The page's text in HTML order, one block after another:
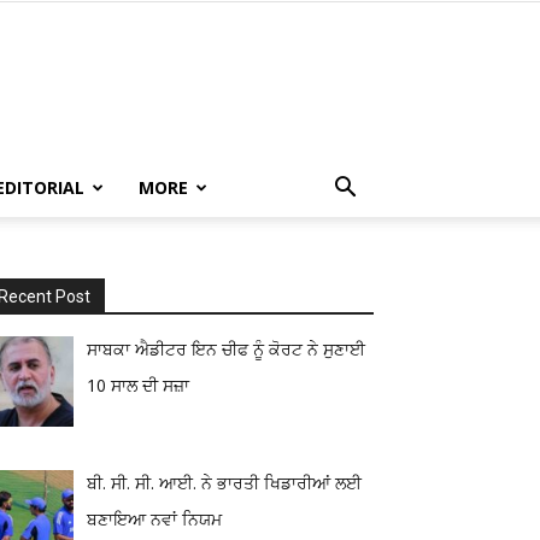
MORE
Recent Post
ਸਾਬਕਾ ਐਡੀਟਰ ਇਨ ਚੀਫ ਨੂੰ ਕੋਰਟ ਨੇ ਸੁਣਾਈ
10 ਸਾਲ ਦੀ ਸਜ਼ਾ
ਬੀ. ਸੀ. ਸੀ. ਆਈ. ਨੇ ਭਾਰਤੀ ਖਿਡਾਰੀਆਂ ਲਈ
ਬਣਾਇਆ ਨਵਾਂ ਨਿਯਮ